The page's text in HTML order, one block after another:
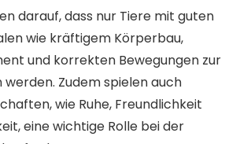
darauf, dass nur Tiere mit guten
wie kräftigem Körperbau,
und korrekten Bewegungen zur
werden. Zudem spielen auch
wie Ruhe, Freundlichkeit
eine wichtige Rolle bei der